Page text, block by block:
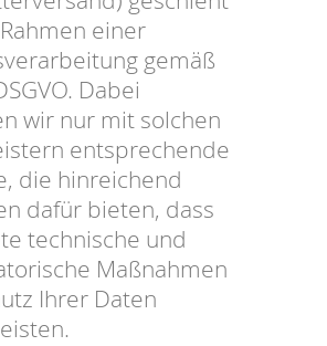
einer
gemäß
Dabei
wir nur mit solchen
entsprechende
die hinreichend
dafür bieten, dass
technische und
Maßnahmen
Ihrer Daten